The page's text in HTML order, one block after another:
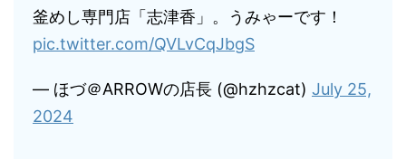
釜めし専門店「志津香」。うみゃーです！
pic.twitter.com/QVLvCqJbgS
— ほづ＠ARROWの店長 (@hzhzcat) July 25,
2024